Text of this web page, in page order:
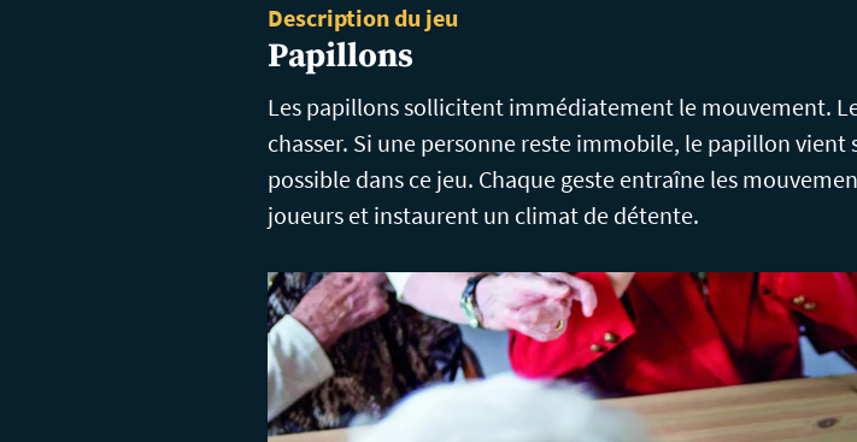
Description du jeu
Papillons
Les papillons sollicitent immédiatement le mouvement.
chasser. Si une personne reste immobile, le papillon vient
possible dans ce jeu. Chaque geste entraîne les
joueurs et instaurent un climat de détente.